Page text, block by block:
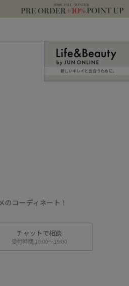
新しいキレイと出合うために。
コーディネート！
チャットで相談
受付時間 10:00〜19:00